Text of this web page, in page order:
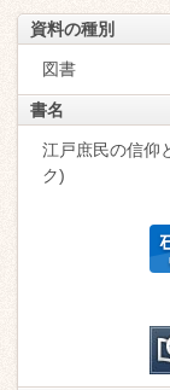
資料の種別
図書
書名
江戸庶民の信仰
ク)